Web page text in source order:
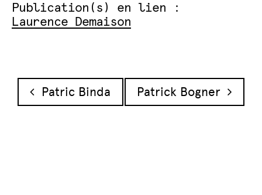
Publication(s) en lien :
Laurence Demaison
Navigation des articles
Patric Binda Patrick Bogner